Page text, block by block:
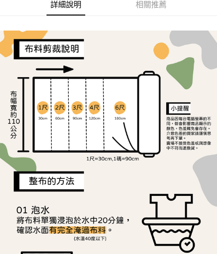
１．簡單：不需註冊會員、不需綁卡、不需儲值。
３．安心：先確認商品／服務後，再付款。
【「AFTEE先享後付」結帳流程】
１．於結帳方式選擇「AFTEE先享後付」後，將跳轉至「AFTEE先享後付」
結帳頁面，進行簡訊認證並確認金額後，即可完成結帳。
２．訂單成立數日內，您將收到繳費通知簡訊。
３．收到繳費通知簡訊後14天內，點擊此簡訊中的連結，可透過四大超商／
ATM／網路銀行／等多元方式進行付款，方視為交易完成。
※ 請注意：結帳手續完成當下不需立刻繳費，但若您需要取消訂單，請聯絡
購買商品的店家。未經商家同意取消之訂單仍視為有效，需透過AFTEE先享
後付繳納相關費用。
※ 交易是否成功請以「AFTEE先享後付 」之結帳頁面顯示為準，若有關於
是否繳費成功／繳費後需取消欲退款等相關疑問，請聯繫「AFTEE先享後付
客戶支援中心」 https://netprotections.freshdesk.com/support/home
【注意事項】
１．透過由恩沛科技股份有限公司提供之「AFTEE先享後付」服務完成之交
易，需依本服務之必要範圍內提供個人資料，並將交易相關給付款項請求債
權轉讓予恩沛科技股份有限公司。
https://aftee.tw/terms/#terms3
３．未成年的使用者請事先徵得法定代理人或監護人之同意方可使用
「AFTEE先享後付」，若未經同意申辦者引起之損失，本公司不負相關責
任。
４．使用「AFTEE先享後付」時，將依據個別帳號之用戶狀況，依本公司即
時審查核予不同之上限額度；若仍有額度不足之情形，本公司將視審查結果
全家取貨付款
每筆NT$65，滿NT$1,500(含以上)免運費
每筆NT$65，滿NT$1,500(含以上)免運費
宅配
每筆NT$150，滿NT$1,500(含以上)免運費
離島宅配
每筆NT$240
詳細說明 相關推薦